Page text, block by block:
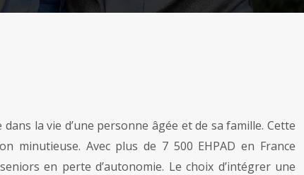
la vie d’une personne âgée et de sa famille. Cette
minutieuse. Avec plus de 7 500 EHPAD en France
en perte d’autonomie. Le choix d’intégrer une